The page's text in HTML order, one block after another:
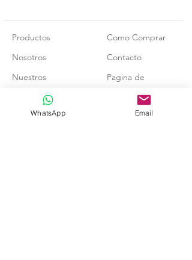
Productos
Nosotros
Nuestros
Carpinteros
Como Comprar
Contacto
Pagina de
Facebook
Página de
WhatsApp Email